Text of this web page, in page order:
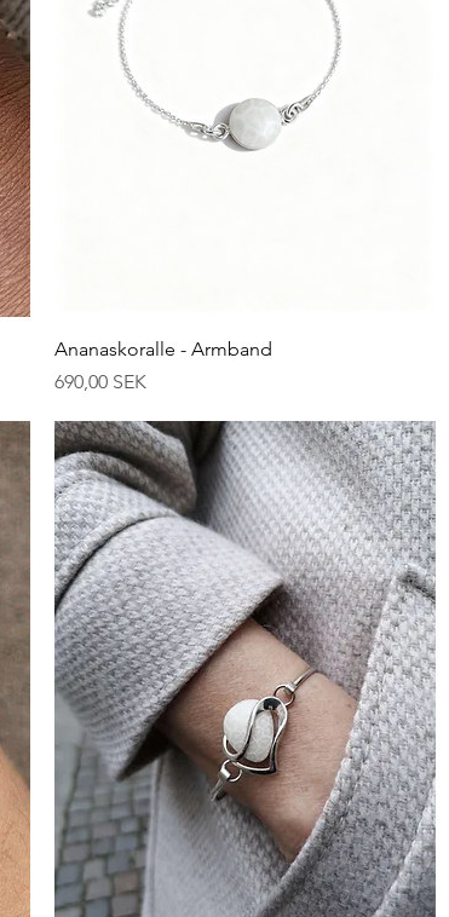
Schnellansicht
Ananaskoralle - Armband
Preis
690,00 SEK